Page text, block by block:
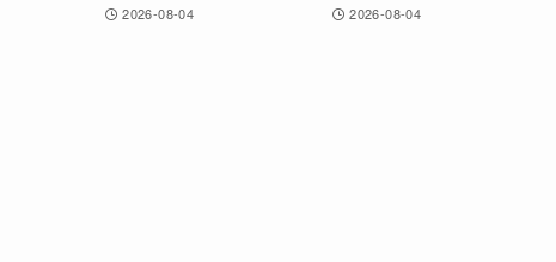
2026-08-04 2026-08-04